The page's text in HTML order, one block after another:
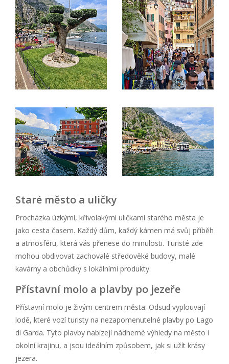
Staré město a uličky
Procházka úzkými, křivolakými uličkami starého města je
jako cesta časem. Každý dům, každý kámen má svůj příběh
a atmosféru, která vás přenese do minulosti. Turisté zde
mohou obdivovat zachovalé středověké budovy, malé
kavárny a obchůdky s lokálními produkty.
Přístavní molo a plavby po jezeře
Přístavní molo je živým centrem města. Odsud vyplouvají
lodě, které vozí turisty na nezapomenutelné plavby po Lago
di Garda. Tyto plavby nabízejí nádherné výhledy na město i
okolní krajinu, a jsou ideálním způsobem, jak si užít krásy
jezera.